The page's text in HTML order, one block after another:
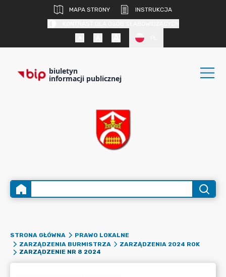
MAPA STRONY
INSTRUKCJA
biuletyn
informacji publicznej
STRONA GŁÓWNA
PRAWO LOKALNE
ZARZĄDZENIA BURMISTRZA
ZARZĄDZENIA 2024 ROK
ZARZĄDZENIE NR 8 2024